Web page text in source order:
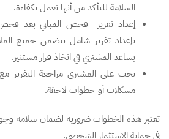
السلامة للتأكد من أنها تعمل بكفاءة.
إعداد تقرير فحص المباني بعد فحص
بإعداد تقرير شامل يتضمن جميع
يساعد المشتري في اتخاذ قرار مستنير.
يجب على المشتري مراجعة التقرير
مشكلات أو خطوات لاحقة.
تعتبر هذه الخطوات ضرورية لضمان سلامة
في حماية الاستثمار الشخصي.